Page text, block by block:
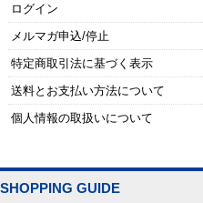
ログイン
メルマガ申込/停止
特定商取引法に基づく表示
送料とお支払い方法について
個人情報の取扱いについて
SHOPPING GUIDE